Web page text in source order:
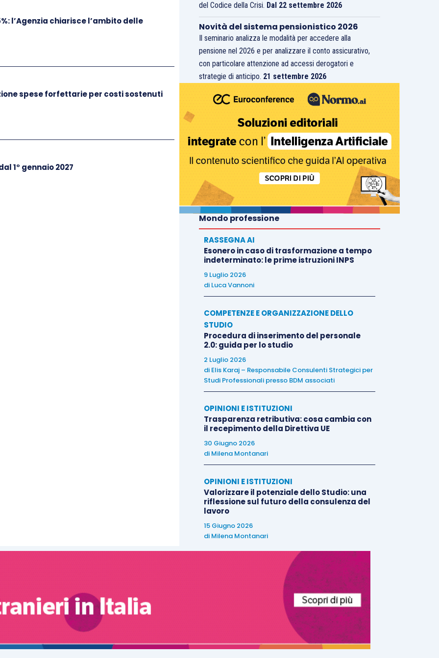
l’Agenzia chiarisce l’ambito delle
spese forfettarie per costi sostenuti
1° gennaio 2027
del Codice della Crisi. Dal 22 settembre 2026
Novità del sistema pensionistico 2026
Il seminario analizza le modalità per accedere alla
pensione nel 2026 e per analizzare il conto assicurativo,
con particolare attenzione ad accessi derogatori e
strategie di anticipo. 21 settembre 2026
Mondo professione
RASSEGNA AI
Esonero in caso di trasformazione a tempo
indeterminato: le prime istruzioni INPS
9 Luglio 2026
di Luca Vannoni
COMPETENZE E ORGANIZZAZIONE DELLO
STUDIO
Procedura di inserimento del personale
2.0: guida per lo studio
2 Luglio 2026
di Elis Karaj – Responsabile Consulenti Strategici per
Studi Professionali presso BDM associati
OPINIONI E ISTITUZIONI
Trasparenza retributiva: cosa cambia con
il recepimento della Direttiva UE
30 Giugno 2026
di Milena Montanari
OPINIONI E ISTITUZIONI
Valorizzare il potenziale dello Studio: una
riflessione sul futuro della consulenza del
lavoro
15 Giugno 2026
di Milena Montanari